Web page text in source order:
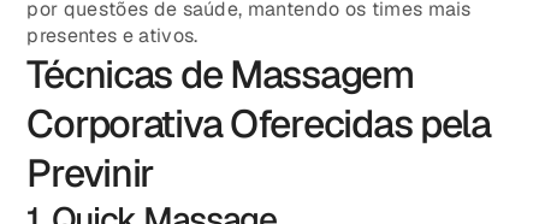
por questões de saúde, mantendo os times mais
presentes e ativos.
Técnicas de Massagem
Corporativa Oferecidas pela
Previnir